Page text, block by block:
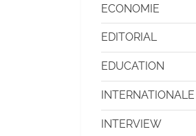
ECONOMIE
EDITORIAL
EDUCATION
INTERNATIONALE
INTERVIEW